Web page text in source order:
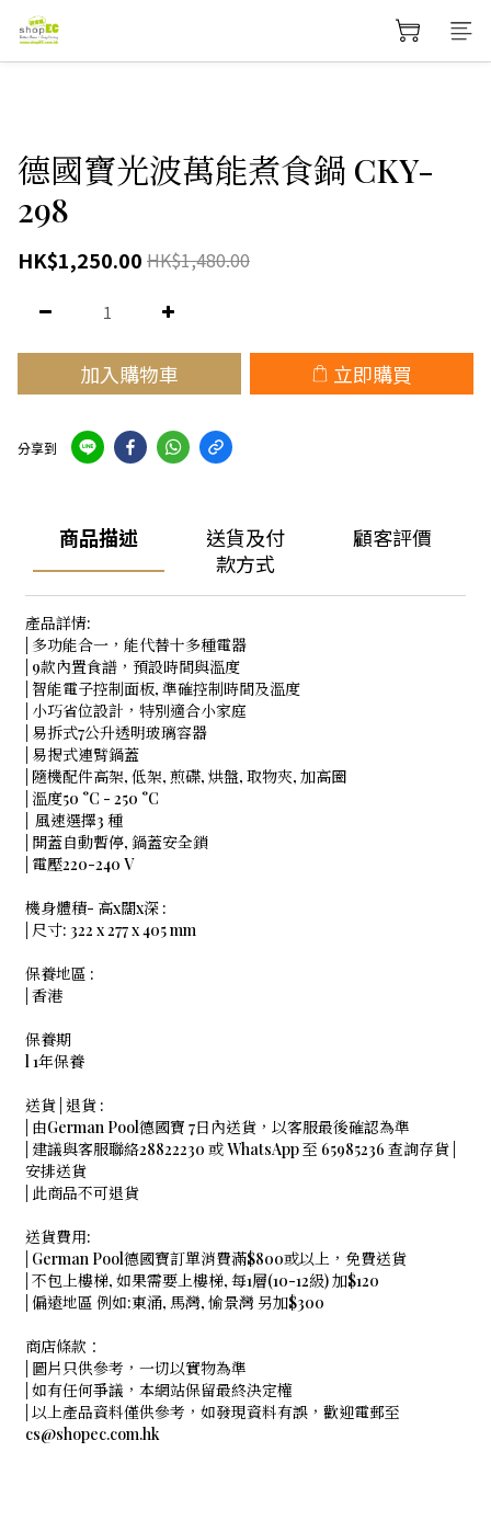
德國寶光波萬能煮食鍋 CKY-
298
HK$1,250.00 HK$1,480.00
加入購物車 立即購買
分享到
商品描述
送貨及付
款方式
顧客評價
產品詳情:
| 多功能合一，能代替十多種電器
| 9款內置食譜，預設時間與溫度
| 智能電子控制面板, 準確控制時間及溫度
| 小巧省位設計，特別適合小家庭
| 易拆式7公升透明玻璃容器
| 易揭式連臂鍋蓋
| 隨機配件高架, 低架, 煎碟, 烘盤, 取物夾, 加高圈
| 溫度50 °C - 250 °C
| 風速選擇3 種
| 開蓋自動暫停, 鍋蓋安全鎖
| 電壓220-240 V
機身體積- 高x闊x深 :
| 尺寸: 322 x 277 x 405 mm
保養地區 :
| 香港
保養期
l 1年保養
送貨 | 退貨 :
| 由German Pool德國寶 7日內送貨，以客服最後確認為準
| 建議與客服聯絡28822230 或 WhatsApp 至 65985236 查詢存貨 |
安排送貨
| 此商品不可退貨
送貨費用:
| German Pool德國寶訂單消費滿$800或以上，免費送貨
| 不包上樓梯, 如果需要上樓梯, 每1層(10-12級) 加$120
| 偏遠地區 例如:東涌, 馬灣, 愉景灣 另加$300
商店條款：
| 圖片只供參考，一切以實物為準
| 如有任何爭議，本網站保留最終決定權
| 以上產品資料僅供參考，如發現資料有誤，歡迎電郵至
cs@shopec.com.hk